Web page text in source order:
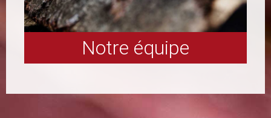
Notre équipe